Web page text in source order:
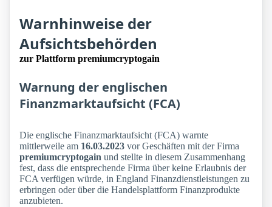
Warnhinweise der
Aufsichtsbehörden
zur Plattform premiumcryptogain
Warnung der englischen
Finanzmarktaufsicht (FCA)
Die englische Finanzmarktaufsicht (FCA) warnte
mittlerweile am 16.03.2023 vor Geschäften mit der Firma
premiumcryptogain und stellte in diesem Zusammenhang
fest, dass die entsprechende Firma über keine Erlaubnis der
FCA verfügen würde, in England Finanzdienstleistungen zu
erbringen oder über die Handelsplattform Finanzprodukte
anzubieten.